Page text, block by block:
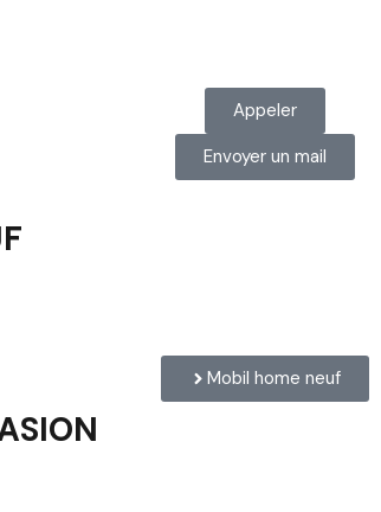
Appeler
Envoyer un mail
Mobil home neuf